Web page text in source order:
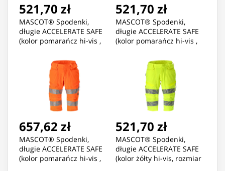
521,70 zł
MASCOT® Spodenki,
długie ACCELERATE SAFE
(kolor pomarańcz hi-vis ,
521,70 zł
MASCOT® Spodenki,
długie ACCELERATE SAFE
(kolor pomarańcz hi-vis ,
657,62 zł
MASCOT® Spodenki,
długie ACCELERATE SAFE
(kolor pomarańcz hi-vis ,
521,70 zł
MASCOT® Spodenki,
długie ACCELERATE SAFE
(kolor żółty hi-vis, rozmiar